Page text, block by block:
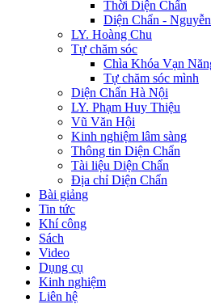
Thời Diện Chẩn
Diện Chẩn -
LY. Hoàng Chu
Tự chăm sóc
Chìa Khóa Vạn
Tự chăm sóc mình
Diện Chẩn Hà Nội
LY. Phạm Huy Thiệu
Vũ Văn Hội
Kinh nghiệm lâm sàng
Thông tin Diện Chẩn
Tài liệu Diện Chẩn
Địa chỉ Diện Chẩn
Bài giảng
Tin tức
Khí công
Sách
Video
Dụng cụ
Kinh nghiệm
Liên hệ